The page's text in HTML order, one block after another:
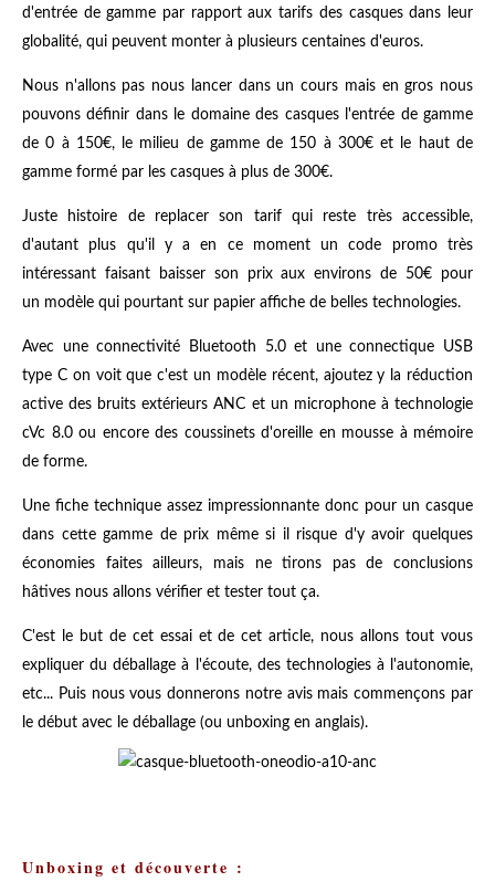
d'entrée de gamme par rapport aux tarifs des casques dans leur
globalité, qui peuvent monter à plusieurs centaines d'euros.
Nous n'allons pas nous lancer dans un cours mais en gros nous
pouvons définir dans le domaine des casques l'entrée de gamme
de 0 à 150€, le milieu de gamme de 150 à 300€ et le haut de
gamme formé par les casques à plus de 300€.
Juste histoire de replacer son tarif qui reste très accessible,
d'autant plus qu'il y a en ce moment un code promo très
intéressant faisant baisser son prix aux environs de 50€ pour
un modèle qui pourtant sur papier affiche de belles technologies.
Avec une connectivité Bluetooth 5.0 et une connectique USB
type C on voit que c'est un modèle récent, ajoutez y la réduction
active des bruits extérieurs ANC et un microphone à technologie
cVc 8.0 ou encore des coussinets d'oreille en mousse à mémoire
de forme.
Une fiche technique assez impressionnante donc pour un casque
dans cette gamme de prix même si il risque d'y avoir quelques
économies faites ailleurs, mais ne tirons pas de conclusions
hâtives nous allons vérifier et tester tout ça.
C'est le but de cet essai et de cet article, nous allons tout vous
expliquer du déballage à l'écoute, des technologies à l'autonomie,
etc... Puis nous vous donnerons notre avis mais commençons par
le début avec le déballage (ou unboxing en anglais).
Unboxing et découverte :